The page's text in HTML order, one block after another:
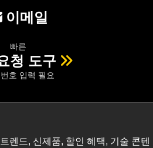
이메일
빠른
청 도구
호 입력 필요
렌드, 신제품, 할인 혜택, 기술 콘텐